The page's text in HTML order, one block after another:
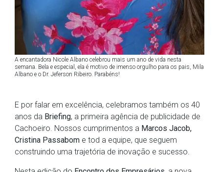
A encantadora Nicole Albano celebrou mais um ano de vida nesta
semana. Bela e especial, ela é motivo de imenso orgulho para os pais, Mila
Albano e o Dr. Jeferson Ribeiro. Parabéns!
E por falar em excelência, celebramos também os 40
anos da Briefing, a primeira agência de publicidade de
Cachoeiro. Nossos cumprimentos a Marcos Jacob,
Cristina Passabom e tod a equipe, que seguem
construindo uma trajetória de inovação e sucesso.